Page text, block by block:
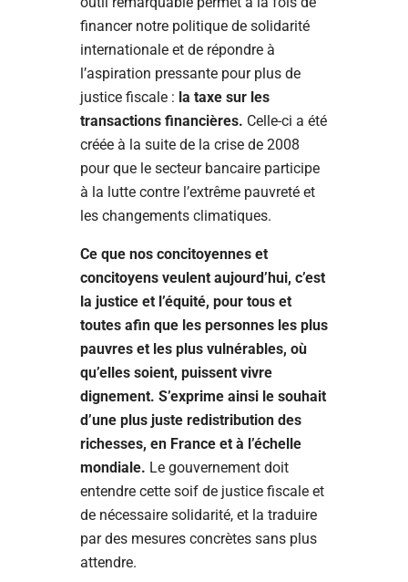
financer notre politique de solidarité
internationale et de répondre à
l’aspiration pressante pour plus de
justice fiscale : la taxe sur les
transactions financières. Celle-ci a été
créée à la suite de la crise de 2008
pour que le secteur bancaire participe
à la lutte contre l’extrême pauvreté et
les changements climatiques.
Ce que nos concitoyennes et
concitoyens veulent aujourd’hui, c’est
la justice et l’équité, pour tous et
toutes afin que les personnes les plus
pauvres et les plus vulnérables, où
qu’elles soient, puissent vivre
dignement. S’exprime ainsi le souhait
d’une plus juste redistribution des
richesses, en France et à l’échelle
mondiale. Le gouvernement doit
entendre cette soif de justice fiscale et
de nécessaire solidarité, et la traduire
par des mesures concrètes sans plus
attendre.